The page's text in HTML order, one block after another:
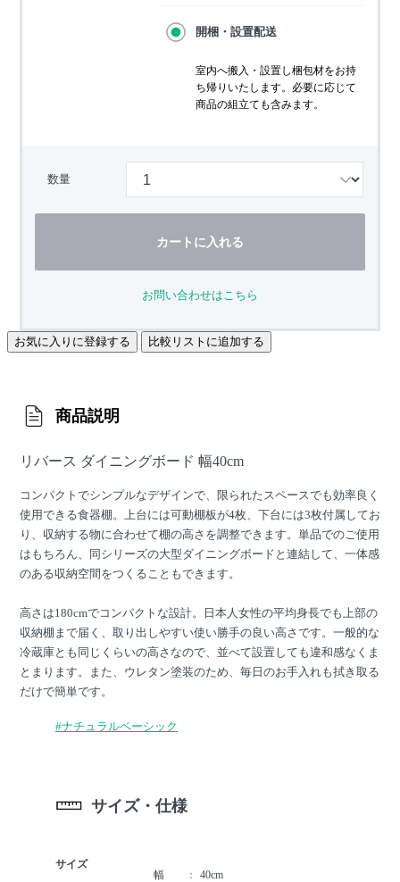
開梱・設置配送
室内へ搬入・設置し梱包材をお持
ち帰りいたします。必要に応じて
商品の組立ても含みます。
数量
カートに入れる
お問い合わせはこちら
お気に入りに登録する 比較リストに追加する
商品説明
リバース ダイニングボード 幅40cm
コンパクトでシンプルなデザインで、限られたスペースでも効率良く
使用できる食器棚。上台には可動棚板が4枚、下台には3枚付属してお
り、収納する物に合わせて棚の高さを調整できます。単品でのご使用
はもちろん、同シリーズの大型ダイニングボードと連結して、一体感
のある収納空間をつくることもできます。
高さは180cmでコンパクトな設計。日本人女性の平均身長でも上部の
収納棚まで届く、取り出しやすい使い勝手の良い高さです。一般的な
冷蔵庫とも同じくらいの高さなので、並べて設置しても違和感なくま
とまります。また、ウレタン塗装のため、毎日のお手入れも拭き取る
だけで簡単です。
#ナチュラルベーシック
サイズ・仕様
サイズ
幅
40cm